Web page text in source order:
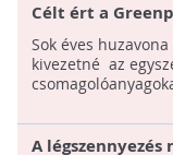
Célt ért a
az egyszer
Sok éves
kivezetné az
A légszennyezés